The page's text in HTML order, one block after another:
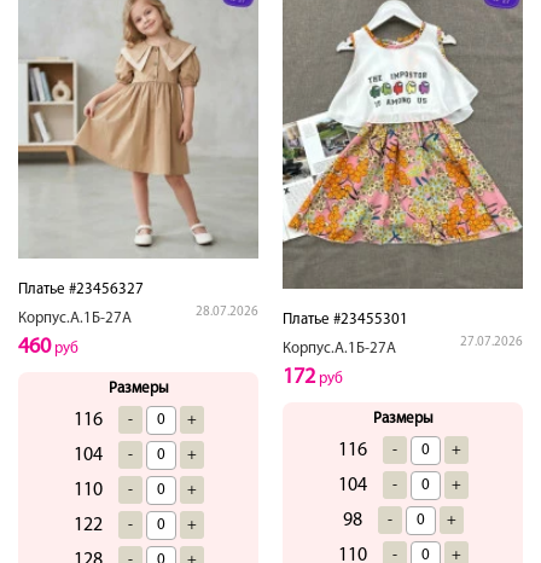
Платье #23456327
Корпус.А.1Б-27А
28.07.2026
460руб
Размеры
116 - +
104 - +
110 - +
122 - +
- +
Платье #23455301
Корпус.А.1Б-27А
27.07.2026
172руб
Размеры
116 - +
104 - +
98 - +
110 - +